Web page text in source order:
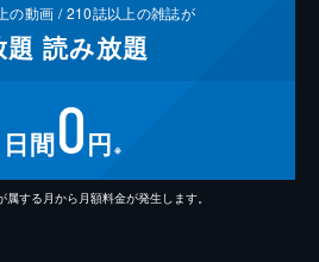
の動画 /210誌以上の雑誌が
題 読み放題
日間0円 ※
する月から月額料金が発生します。